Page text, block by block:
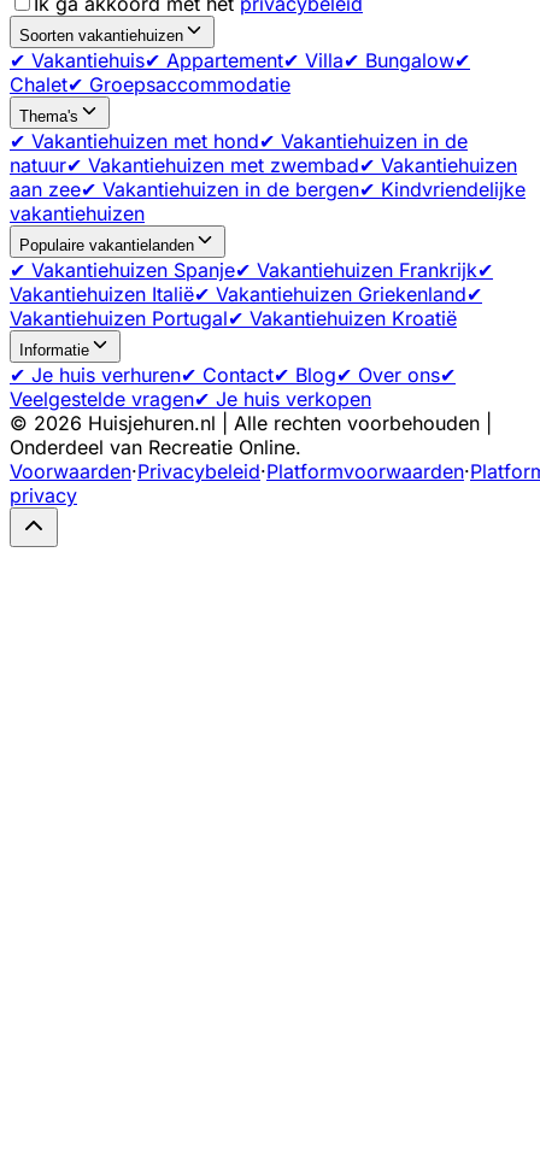
Soorten vakantiehuizen
✔ Vakantiehuis✔ Appartement✔ Villa✔ Bungalow✔
Chalet✔ Groepsaccommodatie
Thema's
✔ Vakantiehuizen met hond✔ Vakantiehuizen in de
natuur✔ Vakantiehuizen met zwembad✔ Vakantiehuizen
aan zee✔ Vakantiehuizen in de bergen✔ Kindvriendelijke
vakantiehuizen
Populaire vakantielanden
✔ Vakantiehuizen Spanje✔ Vakantiehuizen Frankrijk✔
Vakantiehuizen Italië✔ Vakantiehuizen Griekenland✔
Vakantiehuizen Portugal✔ Vakantiehuizen Kroatië
Informatie
✔ Je huis verhuren✔ Contact✔ Blog✔ Over ons✔
Veelgestelde vragen✔ Je huis verkopen
© 2026 Huisjehuren.nl | Alle rechten voorbehouden |
Onderdeel van Recreatie Online.
Voorwaarden·Privacybeleid·Platformvoorwaarden·
privacy